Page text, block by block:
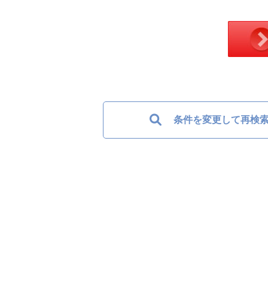
条件を変更して再検